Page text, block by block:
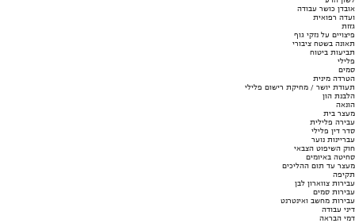
אובדן כושר עבודה
ועדה רפואית
גזזת
פיצויים על נזקי גוף
תאונה בשטח ציבורי
תביעות ביטוח
פלילי
סמים
הטרדה מינית
תעודת יושר / מחיקת רישום פלילי
הלבנת הון
הונאה
מעצר בית
עבירה פלילית
סדר דין פלילי
עבריינות נוער
חוק השיפוט הצבאי
סחיטה באיומים
מעצר עד תום ההליכים
תקיפה
עבירות צווארון לבן
עבירות סמים
עבירות מחשב ואינטרנט
דיני עבודה
דמי הבראה